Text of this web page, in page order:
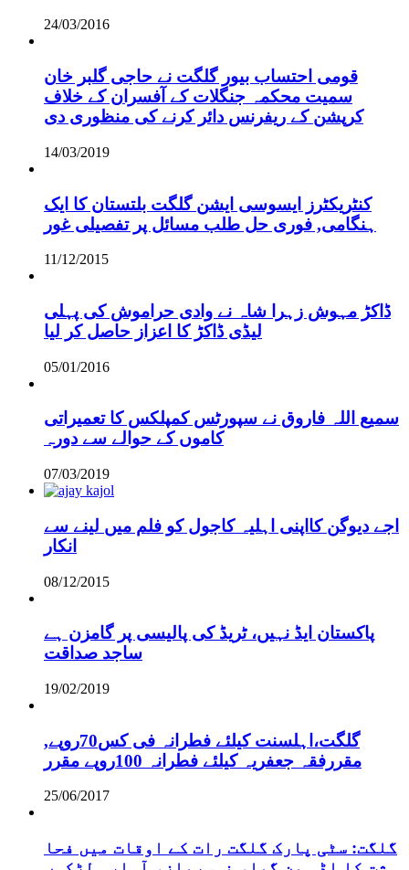
24/03/2016
قومی احتساب بیور گلگت نے حاجی گلبر خان
سمیت محکمہ جنگلات کے آفسران کے خلاف
کرپشن کے ریفرنس دائر کرنے کی منظوری دی
14/03/2019
کنٹریکٹرز ایسوسی ایشن گلگت بلتستان کا ایک
ہنگامی, فوری حل طلب مسائل پر تفصیلی غور
11/12/2015
ڈاکڑ مہوش زہرا شاہ نے وادی حراموش کی پہلی
لیڈی ڈاکڑ کا اعزاز حاصل کر لیا
05/01/2016
سمیع اللہ فاروق نے سپورٹس کمپلکس کا تعمیراتی
کاموں کے حوالے سے دورہ
07/03/2019
اجے دیوگن کااپنی اہلیہ کاجول کو فلم میں لینے سے
انکار
08/12/2015
پاکستان ایڈ نہیں، ٹریڈ کی پالیسی پر گامزن ہے
ساجد صداقت
19/02/2019
,گلگت،اہلسنت کیلئے فطرانہ فی کس70روپے
مقررفقہ جعفریہ کیلئے فطرانہ 100روپے مقرر
25/06/2017
گلگت: سٹی پارک گلگت رات کے اوقات میں فحا